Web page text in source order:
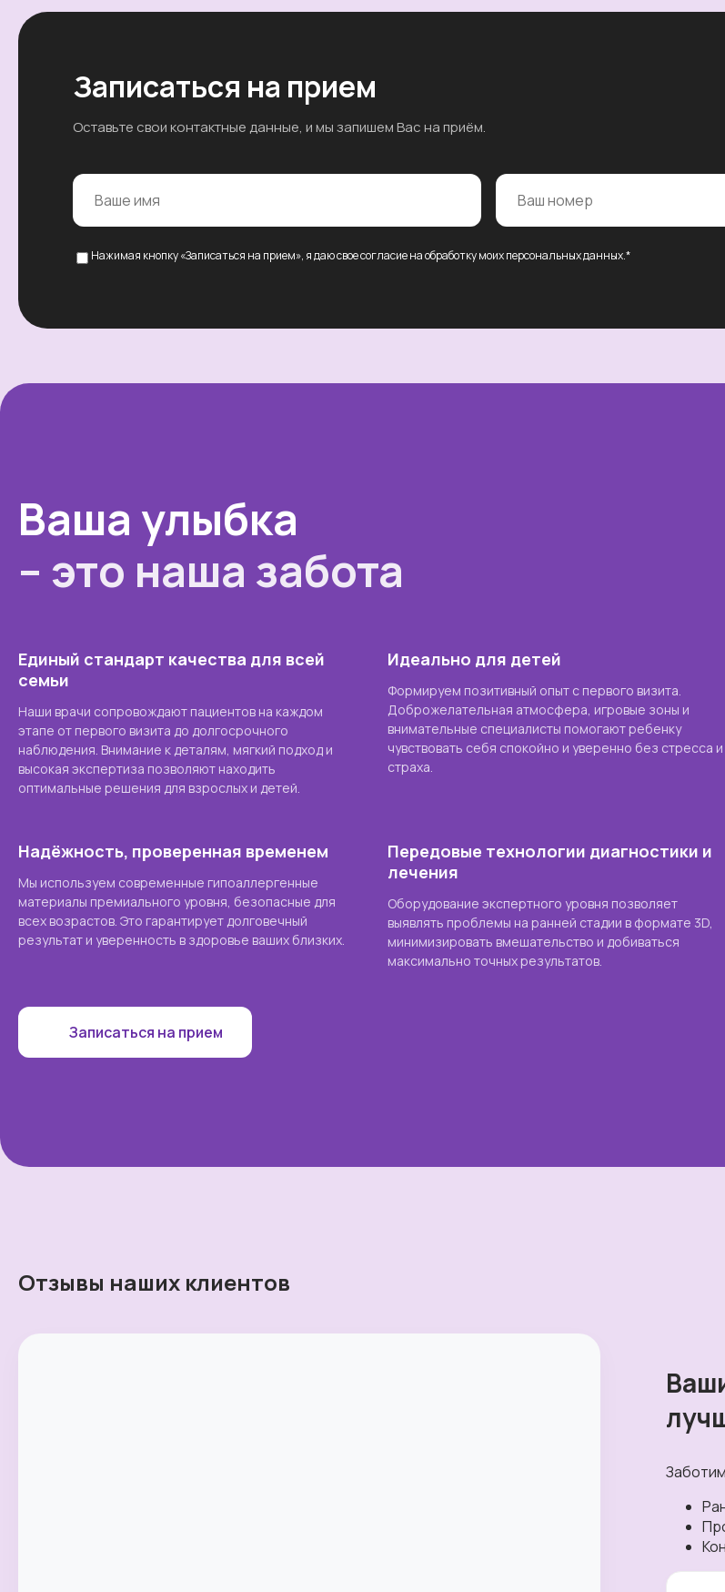
Записаться на прием
Оставьте свои контактные данные, и мы запишем Вас на приём.
Нажимая кнопку «Записаться на прием», я даю свое согласие на обработку моих персональных данных.*
Ваша улыбка
– это наша забота
Единый стандарт качества для всей
семьи
Наши врачи сопровождают пациентов на каждом
этапе от первого визита до долгосрочного
наблюдения. Внимание к деталям, мягкий подход и
высокая экспертиза позволяют находить
оптимальные решения для взрослых и детей.
Идеально для детей
Формируем позитивный опыт с первого визита.
Доброжелательная атмосфера, игровые зоны и
внимательные специалисты помогают ребенку
чувствовать себя спокойно и уверенно без стресса и
страха.
Надёжность, проверенная временем
Мы используем современные гипоаллергенные
материалы премиального уровня, безопасные для
всех возрастов. Это гарантирует долговечный
результат и уверенность в здоровье ваших близких.
Передовые технологии диагностики и
лечения
Оборудование экспертного уровня позволяет
выявлять проблемы на ранней стадии в формате 3D,
минимизировать вмешательство и добиваться
максимально точных результатов.
Записаться на прием
Отзывы наших клиентов